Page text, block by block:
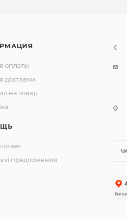
оплаты
доставки
на товар
ответ
и предложения